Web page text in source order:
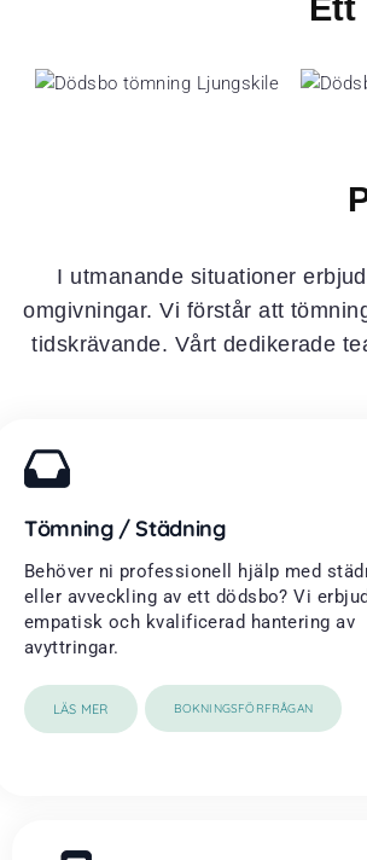
Ett
I utmanande situationer
omgivningar. Vi förstår att
tidskrävande. Vårt dedikerade
Tömning / Städning
Behöver ni professionell hjälp med
eller avveckling av ett dödsbo? Vi
empatisk och kvalificerad hantering av
avyttringar.
LÄS MER BOKNINGSFÖRFRÅGAN